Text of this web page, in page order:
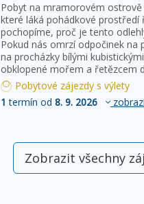
Pobyt na mramorovém
které láká pohádkové prostředí
pochopíme, proč je tento
Pokud nás omrzí odpočinek
na procházky bílými
obklopené mořem a řetězcem
Pobytové zájezdy s výlety
1 termín od 8. 9. 2026
Zobrazit všechny